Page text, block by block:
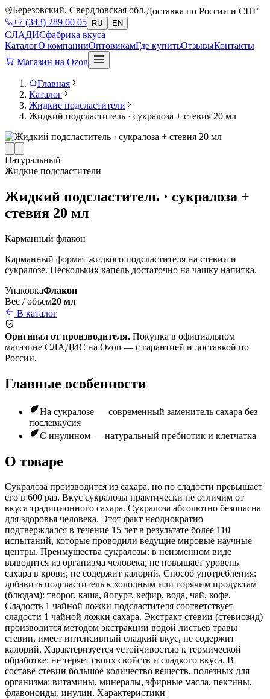
Березовский, Свердловская обл.Доставка по России и СНГ
+7 (343) 289 00 05
RU EN
СЛАДИСфабрика вкуса
КаталогО компанииОптовикамГде купитьОтзывыКонтакты
Магазин на Ozon
Главная
Каталог
Жидкие подсластители
Жидкий подсластитель · сукралоза + стевия 20 мл
Натуральный
Жидкие подсластители
Жидкий подсластитель · сукралоза +
стевия 20 мл
Карманный флакон
Карманный формат жидкого подсластителя на стевии и
сукралозе. Нескольких капель достаточно на чашку напитка.
УпаковкаФлакон
Вес / объём20 мл
В каталог
Оригинал от производителя. Покупка в официальном
магазине СЛАДИС на Ozon — с гарантией и доставкой по
России.
Главные особенности
На сукралозе — современный заменитель сахара без
послевкусия
С инулином — натуральный пребиотик и клетчатка
О товаре
Сукралоза производится из сахара, но по сладости превышает
его в 600 раз. Вкус сукралозы практически не отличим от
вкуса традиционного сахара. Сукралоза абсолютно безопасна
для здоровья человека. Этот факт неоднократно
подтверждался в течение 15 лет в результате более 110
испытаний, которые проводили ведущие мировые научные
центры. Преимущества сукралозы: в неизменном виде
выводится из организма человека; не повышает уровень
сахара в крови; не содержит калорий. Способ употребления:
добавить подсластитель к холодным или горячим продуктам
(блюдам): творог, каша, йогурт, кефир, вода, чай, кофе.
Сладость 1 чайной ложки подсластителя соответствует
сладости 1 чайной ложки сахара. Экстракт стевии (стевиозид)
производится методом экстракции водой листьев травы
стевии, имеет интенсивный сладкий вкус, не содержит
калорий. Характеризуется устойчивостью к термической
обработке: не теряет своих свойств и сладкого вкуса. В
составе стевии большое количество веществ, полезных для
организма: витамины, минералы, эфирные масла, пектины,
флавоноиды, инулин. Характеристики